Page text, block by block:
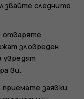
следните
отваряте
зловреден
увредят
ви.
заявки